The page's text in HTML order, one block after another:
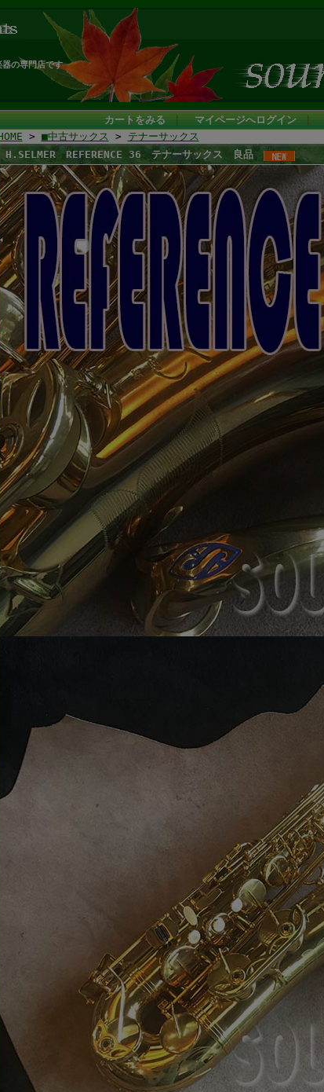
の専門店です
カートをみる｜ マイページへログイン｜
> ■中古サックス > テナーサックス
H.SELMER REFERENCE 36 テナーサックス 良品